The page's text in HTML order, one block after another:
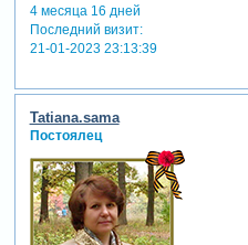
4 месяца 16 дней
Последний визит:
21-01-2023 23:13:39
Tatiana.sama
Постоялец